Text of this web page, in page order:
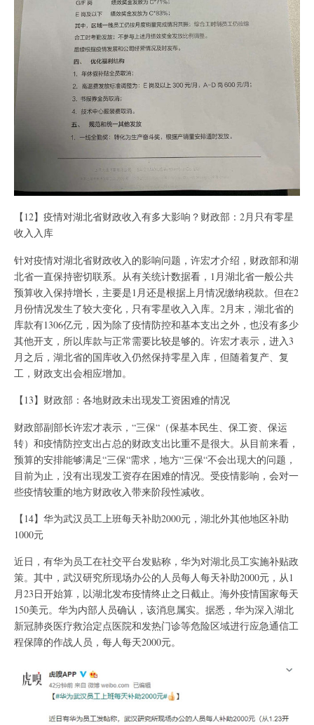
【12】疫情对湖北省财政收入有多大影响？财政部：2月只有零星
收入入库
针对疫情对湖北省财政收入的影响问题，许宏才介绍，财政部和湖
北省一直保持密切联系。从有关统计数据看，1月湖北省一般公共
预算收入保持增长，主要是1月还是根据上月情况缴纳税款。但在2
月份情况发生了较大变化，只有零星收入入库。2月末，湖北省的
库款有1306亿元，因为除了疫情防控和基本支出之外，也没有多少
其他开支，所以库款与正常需要比较是够的。许宏才表示，进入3
月之后，湖北省的国库收入仍然保持零星入库，但随着复产、复
工，财政支出会相应增加。
【13】财政部：各地财政未出现发工资困难的情况
财政部副部长许宏才表示，“三保“（保基本民生、保工资、保运
转）和疫情防控支出占总的财政支出比重不是很大。从目前来看，
预算的安排能够满足“三保“需求，地方“三保“不会出现大的问题，
目前为止，没有出现发工资存在困难的情况。受疫情影响，会对一
些疫情较重的地方财政收入带来阶段性减收。
【14】华为武汉员工上班每天补助2000元，湖北外其他地区补助
1000元
近日，有华为员工在社交平台发贴称，华为对湖北员工实施补贴政
策。其中，武汉研究所现场办公的人员每人每天补助2000元，从1
月23日开始算，以湖北发布疫情终止之日截止。海外疫情国家每天
150美元。华为内部人员确认，该消息属实。据悉，华为深入湖北
新冠肺炎医疗救治定点医院和发热门诊等危险区域进行应急通信工
程保障的作战人员，每人每天2000元。